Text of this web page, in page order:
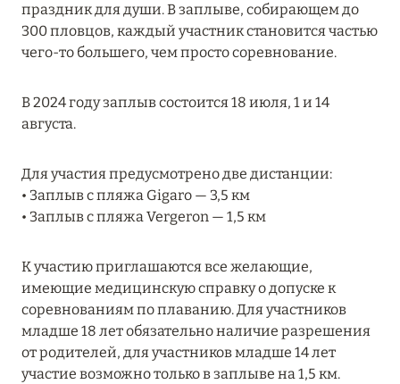
Подробнее
MANDARIN ORIENTAL JUMEIRA — SUITE
NOVEMBER
13 мая 2025
DUBAI AT JUMEIRAH BEACH ПО ЛУЧШИМ
ЦЕНАМ
Подробнее
праздник для души. В заплыве, собирающем до
300 пловцов, каждый участник становится частью
чего-то большего, чем просто соревнование.
В 2024 году заплыв состоится 18 июля, 1 и 14
августа.
Для участия предусмотрено две дистанции:
• Заплыв с пляжа Gigaro — 3,5 км
• Заплыв с пляжа Vergeron — 1,5 км
К участию приглашаются все желающие,
имеющие медицинскую справку о допуске к
соревнованиям по плаванию. Для участников
младше 18 лет обязательно наличие разрешения
от родителей, для участников младше 14 лет
участие возможно только в заплыве на 1,5 км.